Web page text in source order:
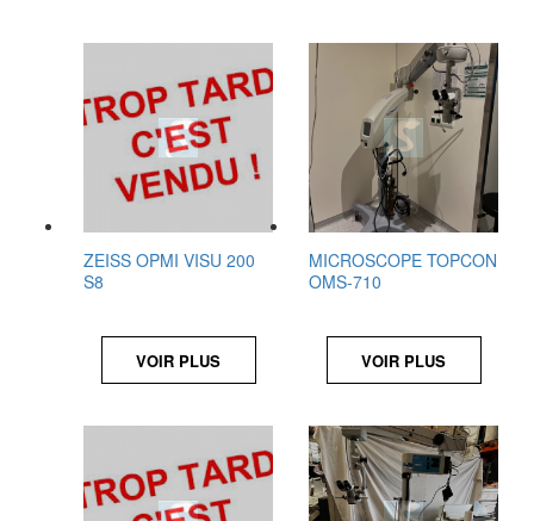
ZEISS OPMI VISU 200
S8
VOIR PLUS
MICROSCOPE TOPCON
OMS-710
VOIR PLUS